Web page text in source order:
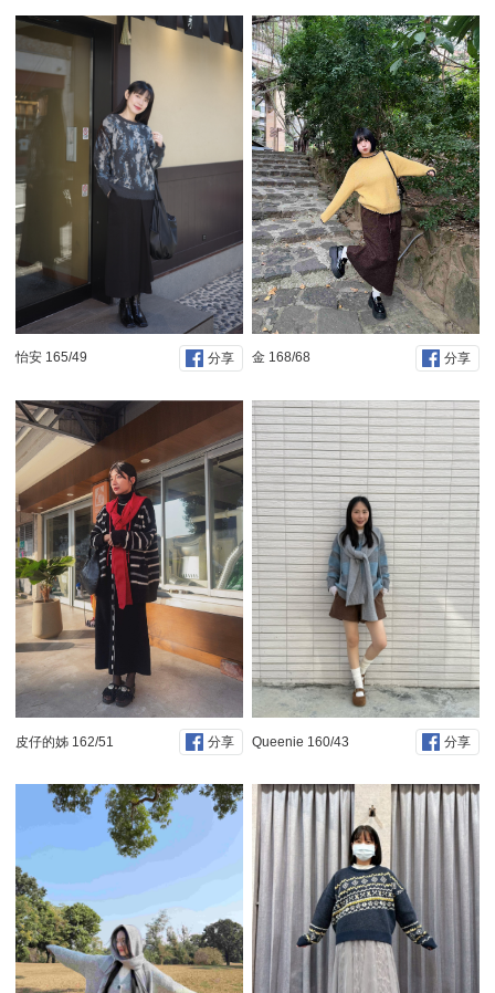
怡安 165/49 分享 金 168/68 分享
皮仔的姊 162/51 分享 Queenie 160/43 分享